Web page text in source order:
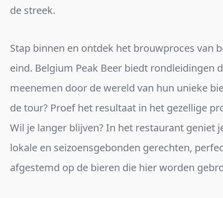
de streek.
Stap binnen en ontdek het brouwproces van
eind. Belgium Peak Beer biedt rondleidingen
meenemen door de wereld van hun unieke
de tour? Proef het resultaat in het gezellige
Wil je langer blijven? In het restaurant geniet
lokale en seizoensgebonden gerechten,
afgestemd op de bieren die hier worden